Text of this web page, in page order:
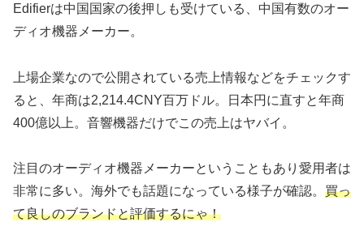
Edifierは中国国家の後押しも受けている、中国有数のオー
ディオ機器メーカー。
上場企業なので公開されている売上情報などをチェックす
ると、年商は2,214.4CNY百万ドル。日本円に直すと年商
400億以上。音響機器だけでこの売上はヤバイ。
注目のオーディオ機器メーカーということもあり愛用者は
非常に多い。海外でも話題になっている様子が確認。 買っ
て良しのブランドと評価するにゃ！